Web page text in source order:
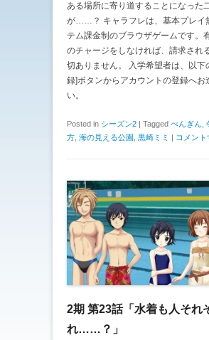
ある場所に寄り道することになった
が……？ キャラフレは、基本プレイ
テム課金制のブラウザゲームです。
のチャージをしなければ、請求され
切ありません。 入学希望者は、以下
録]ボタンからアカウントの登録へお
い。
Posted in シーズン2 | Tagged ぺんぎん
方 海の見える公園 黒崎ミミ | コメント
2期 第23話「水着も人それ
れ……？」